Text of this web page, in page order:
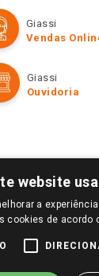
Giassi
Vendas
Giassi
Ouvidoria
SUA
COMPRAS
DE BUSCAS.
website
a
cookies de acordo